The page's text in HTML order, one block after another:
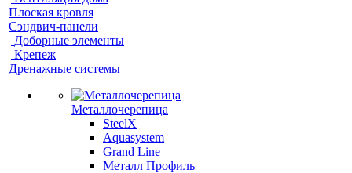
Плоская кровля
Сэндвич-панели
Доборные элементы
Крепеж
Дренажные системы
Металлочерепица
SteelX
Aquasystem
Grand Line
Металл Профиль